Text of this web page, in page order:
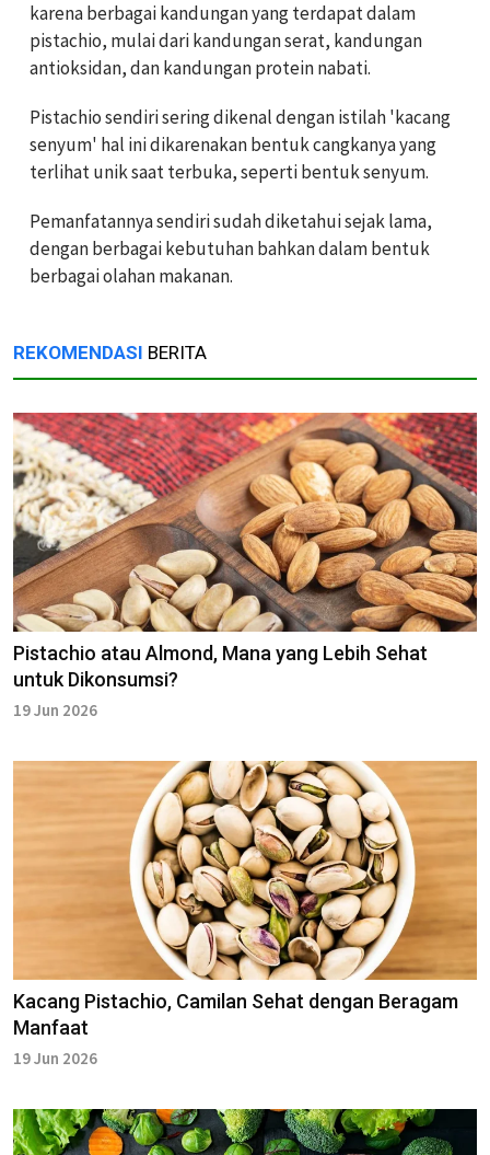
karena berbagai kandungan yang terdapat dalam
pistachio, mulai dari kandungan serat, kandungan
antioksidan, dan kandungan protein nabati.
Pistachio sendiri sering dikenal dengan istilah 'kacang
senyum' hal ini dikarenakan bentuk cangkanya yang
terlihat unik saat terbuka, seperti bentuk senyum.
Pemanfatannya sendiri sudah diketahui sejak lama,
dengan berbagai kebutuhan bahkan dalam bentuk
berbagai olahan makanan.
REKOMENDASI BERITA
Pistachio atau Almond, Mana yang Lebih Sehat
untuk Dikonsumsi?
19 Jun 2026
Kacang Pistachio, Camilan Sehat dengan Beragam
Manfaat
19 Jun 2026